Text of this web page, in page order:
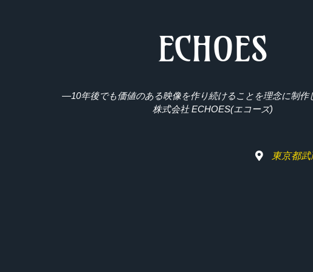
ECHOES
―10年後でも価値のある映像を作り続けることを理念に制作
株式会社 ECHOES(エコーズ)
東京都